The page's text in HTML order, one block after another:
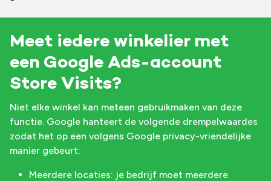
Meet iedere winkelier met
een Google Ads-account
Store Visits?
Niet elke winkel kan meteen gebruikmaken van deze
functie. Google hanteert de volgende drempelwaardes
zodat het op een volgens Google privacy-vriendelijke
manier gebeurt:
Meerdere locaties: je bedrijf moet meerdere